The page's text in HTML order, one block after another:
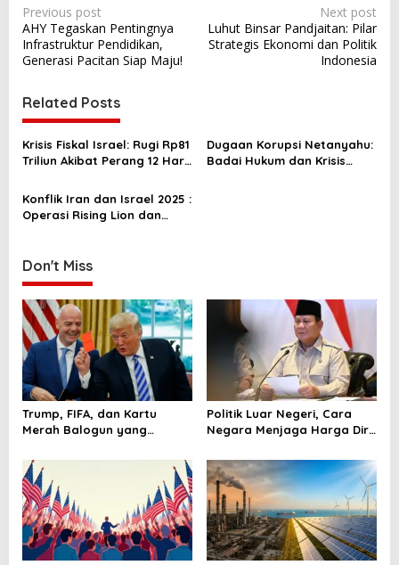
P
o
s
t
n
a
v
i
g
t
i
o
n
Previous post
AHY Tegaskan Pentingnya
Infrastruktur Pendidikan,
Generasi Pacitan Siap Maju!
Next post
Luhut Binsar Pandjaitan: Pilar
Strategis Ekonomi dan Politik
Indonesia
Related Posts
Krisis Fiskal Israel: Rugi Rp81
Triliun Akibat Perang 12 Hari
Dugaan Korupsi Netanyahu:
Badai Hukum dan Krisis
Konflik Iran dan Israel 2025 :
Operasi Rising Lion dan
Don't Miss
Trump, FIFA, dan Kartu
Merah Balogun yang
Sepak Bola Dunia
Politik Luar Negeri, Cara
Negara Menjaga Harga Diri